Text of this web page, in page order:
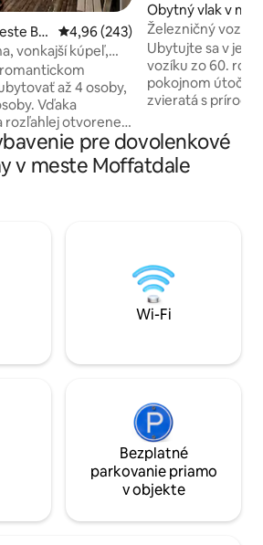
Bo
Priemerné ohodnotenie 4,96 z
4,96 (243)
vonkajší kúpeľ,
až 4 osoby,
Vďaka
rozľahlej otvorenej
priestoru na
si pohľad na
ohradách a v noci
minút od mesta
má čo
– kaviarne,
trasy a
Obytný vlak v
w
Železničný vozík
Ubytujte sa v
vozíku zo 60.
pokojnom
zvieratá s
vagón sa
rodinnom
akrov v Oakview,
turistickú trasu v
rozprestierajúcu
hektároch.
pre dovolenkové
v meste Moffatdale
Wi-Fi
Bezplatné
parkovanie priamo
v objekte